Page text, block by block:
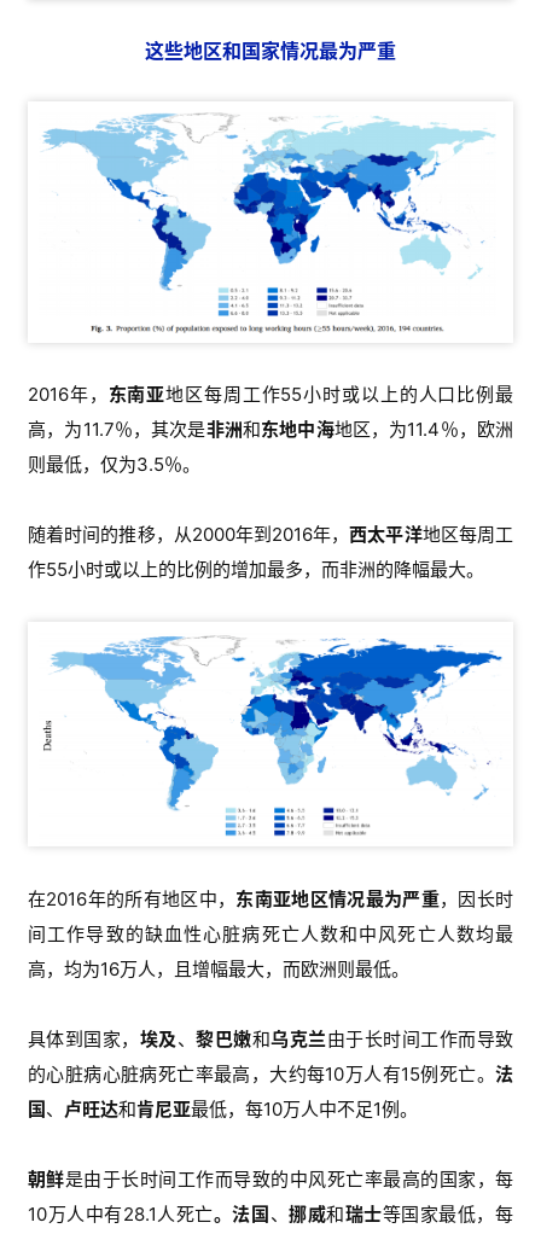
首
药
这些地区和国家情况最为严重
2016年， 东南亚地区每周工作55小时或以上的人口比例最
高，为11.7％，其次是非洲和东地中海地区，为11.4％，欧洲
则最低，仅为3.5％。
随着时间的推移，从2000年到2016年，西太平洋地区每周工
作55小时或以上的比例的增加最多，而非洲的降幅最大。
在2016年的所有地区中， 东南亚地区情况最为严重，因长时
间工作导致的缺血性心脏病死亡人数和中风死亡人数均最
高，均为16万人，且增幅最大，而欧洲则最低。
具体到国家， 埃及、黎巴嫩和乌克兰由于长时间工作而导致
的心脏病心脏病死亡率最高，大约每10万人有15例死亡。 法
国、 卢旺达和肯尼亚最低，每10万人中不足1例。
朝鲜是由于长时间工作而导致的中风死亡率最高的国家，每
10万人中有28.1人死亡。法国、挪威和瑞士等国家最低，每